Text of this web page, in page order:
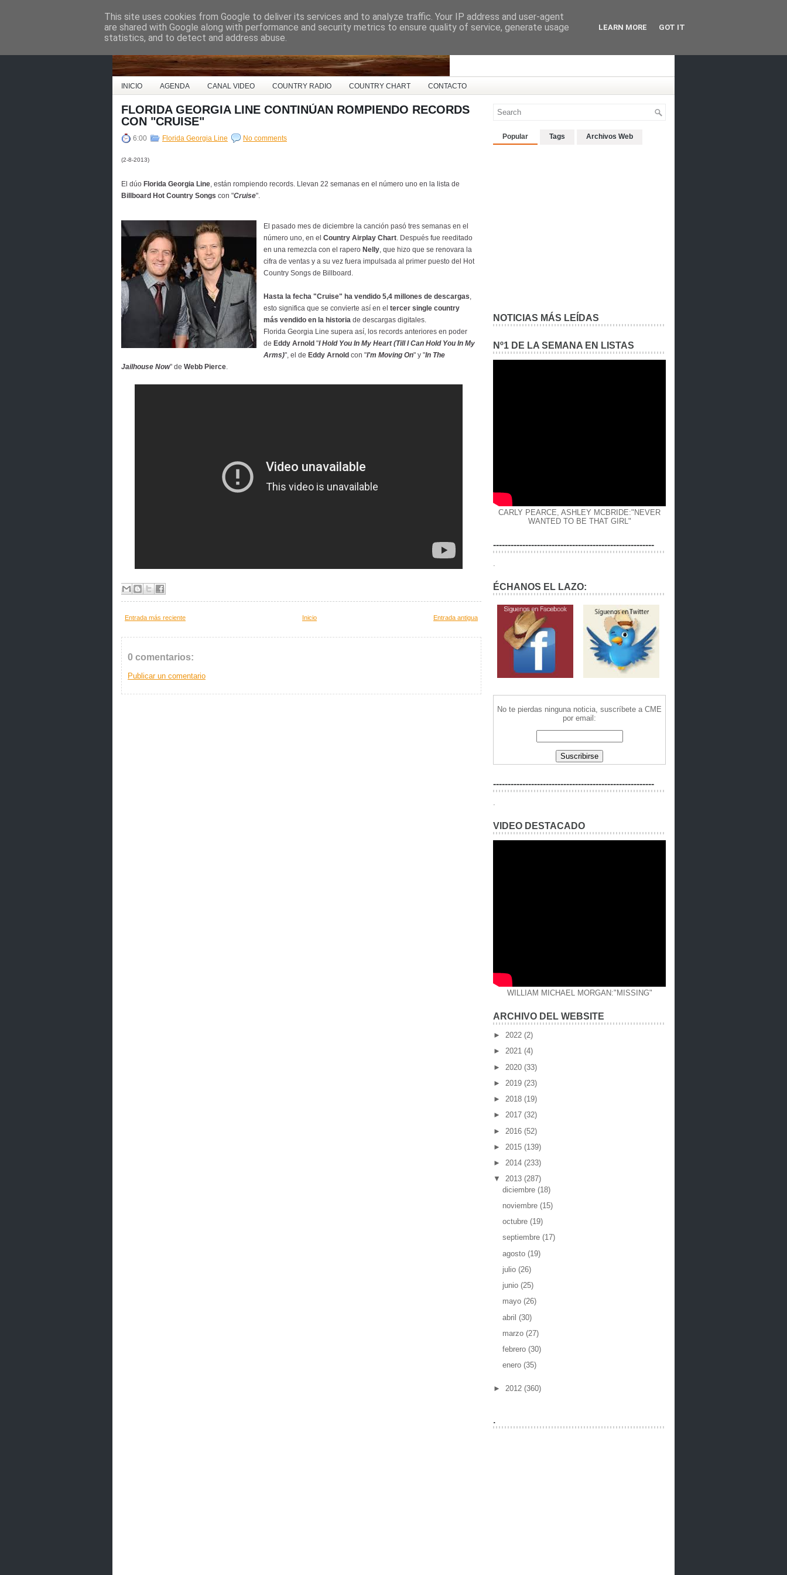
Country Music España
INICIO AGENDA CANAL VIDEO COUNTRY RADIO COUNTRY CHART CONTACTO
FLORIDA GEORGIA LINE CONTINÚAN ROMPIENDO RECORDS
CON "CRUISE"
6:00 Florida Georgia Line No comments
(2-8-2013)
El dúo Florida Georgia Line, están rompiendo records. Llevan 22 semanas en el número uno en la lista de
Billboard Hot Country Songs con "Cruise".
El pasado mes de diciembre la canción pasó tres semanas en el
número uno, en el Country Airplay Chart. Después fue reeditado
en una remezcla con el rapero Nelly, que hizo que se renovara la
cifra de ventas y a su vez fuera impulsada al primer puesto del Hot
Country Songs de Billboard.
Hasta la fecha "Cruise" ha vendido 5,4 millones de descargas,
esto significa que se convierte así en el tercer single country
más vendido en la historia de descargas digitales.
Florida Georgia Line supera así, los records anteriores en poder
de Eddy Arnold "I Hold You In My Heart (Till I Can Hold You In My
Arms)", el de Eddy Arnold con "I'm Moving On" y "In The
Jailhouse Now" de Webb Pierce.
Entrada más reciente Entrada antigua
Inicio
0 comentarios:
Publicar un comentario
Popular Tags Archivos Web
NOTICIAS MÁS LEÍDAS
Nº1 DE LA SEMANA EN LISTAS
CARLY PEARCE, ASHLEY MCBRIDE:"NEVER
WANTED TO BE THAT GIRL"
-------------------------------------------------------
.
ÉCHANOS EL LAZO:
No te pierdas ninguna noticia, suscríbete a CME
por email:
-------------------------------------------------------
.
VIDEO DESTACADO
WILLIAM MICHAEL MORGAN:"MISSING"
ARCHIVO DEL WEBSITE
► 2022 (2)
► 2021 (4)
► 2020 (33)
► 2019 (23)
► 2018 (19)
► 2017 (32)
► 2016 (52)
► 2015 (139)
► 2014 (233)
▼ 2013 (287)
diciembre (18)
noviembre (15)
octubre (19)
septiembre (17)
agosto (19)
julio (26)
junio (25)
mayo (26)
abril (30)
marzo (27)
febrero (30)
enero (35)
► 2012 (360)
.
This site uses cookies from Google to deliver its services and to analyze traffic. Your IP address and user-agent
are shared with Google along with performance and security metrics to ensure quality of service, generate usage
statistics, and to detect and address abuse.
LEARN MORE GOT IT